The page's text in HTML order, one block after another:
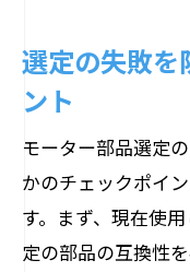
選定の失敗を
ント
モーター部品選定
かのチェックポイ
す。まず、現在使
定の部品の互換性